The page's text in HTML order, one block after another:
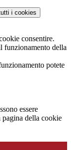
i cookies
consentire.
funzionamento della
potete
essere
della cookie